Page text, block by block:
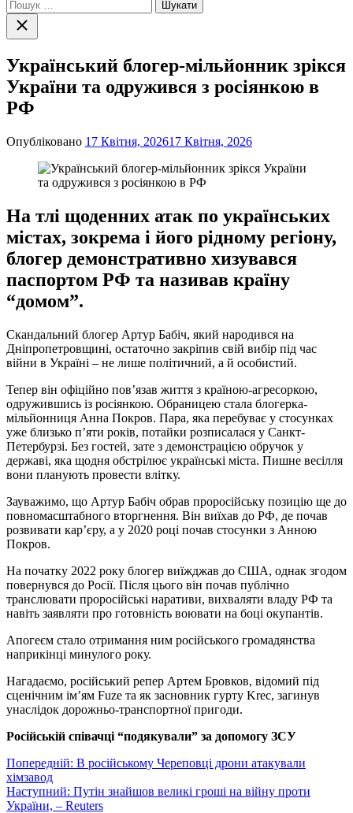
Пошук:
Закрити
пошук
Український блогер-мільйонник зрікся
України та одружився з росіянкою в
РФ
Опубліковано 17 Квітня, 202617 Квітня, 2026
На тлі щоденних атак по українських
містах, зокрема і його рідному регіону,
блогер демонстративно хизувався
паспортом РФ та називав країну
“домом”.
Скандальний блогер Артур Бабіч, який народився на
Дніпропетровщині, остаточно закріпив свій вибір під час
війни в Україні – не лише політичний, а й особистий.
Тепер він офіційно пов’язав життя з країною-агресоркою,
одружившись із росіянкою. Обраницею стала блогерка-
мільйонниця Анна Покров. Пара, яка перебуває у стосунках
уже близько п’яти років, потайки розписалася у Санкт-
Петербурзі. Без гостей, зате з демонстрацією обручок у
державі, яка щодня обстрілює українські міста. Пишне весілля
вони планують провести влітку.
Зауважимо, що Артур Бабіч обрав проросійську позицію ще до
повномасштабного вторгнення. Він виїхав до РФ, де почав
розвивати кар’єру, а у 2020 році почав стосунки з Анною
Покров.
На початку 2022 року блогер виїжджав до США, однак згодом
повернувся до Росії. Після цього він почав публічно
транслювати проросійські наративи, вихваляти владу РФ та
навіть заявляти про готовність воювати на боці окупантів.
Апогеєм стало отримання ним російського громадянства
наприкінці минулого року.
Нагадаємо, російський репер Артем Бровков, відомий під
сценічним ім’ям Fuze та як засновник гурту Krec, загинув
унаслідок дорожньо-транспортної пригоди.
Російській співачці “подякували” за допомогу ЗСУ
Навігація
записів
Попередній: В російському Череповці дрони атакували
хімзавод
Наступний: Путін знайшов великі гроші на війну проти
України, – Reuters